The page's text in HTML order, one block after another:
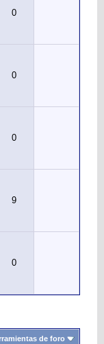
0
0
0
9
0
de foro